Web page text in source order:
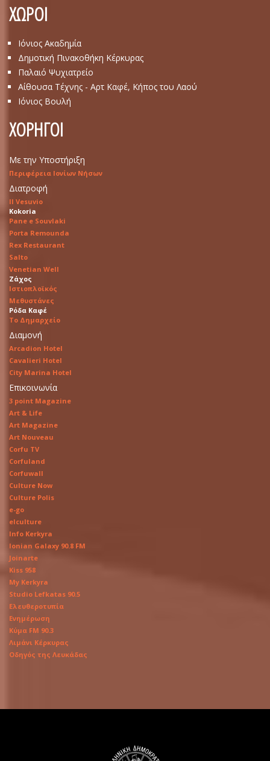
ΧΩΡΟΙ
Ιόνιος Ακαδημία
Δημοτική Πινακοθήκη Κέρκυρας
Παλαιό Ψυχιατρείο
Αίθουσα Τέχνης - Αρτ Καφέ, Κήπος του Λαού
Ιόνιος Βουλή
ΧΟΡΗΓΟΙ
Με την Υποστήριξη
Περιφέρεια Ιονίων Νήσων
Διατροφή
Il Vesuvio
Kokoria
Pane e Souvlaki
Porta Remounda
Rex Restaurant
Salto
Venetian Well
Ζάχος
Ιστιοπλοϊκός
Μεθυστάνες
Ρόδα Καφέ
Το Δημαρχείο
Διαμονή
Arcadion Hotel
Cavalieri Hotel
City Marina Hotel
Επικοινωνία
3 point Magazine
Art & Life
Art Magazine
Art Nouveau
Corfu TV
Corfuland
Corfuwall
Culture Now
Culture Polis
e-go
elculture
Info Kerkyra
Ionian Galaxy 90.8 FM
Joinarte
Kiss 958
My Kerkyra
Studio Lefkatas 90.5
Ελευθεροτυπία
Ενημέρωση
Κύμα FM 90.3
Λιμάνι Κέρκυρας
Οδηγός της Λευκάδας